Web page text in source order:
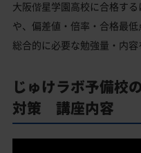
大阪偕星学園高校に合格す
や、偏差値・倍率・合格最低
総合的に必要な勉強量・内容
じゅけラボ予備校
対策 講座内容